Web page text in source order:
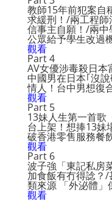
教師15年前犯案自
求緩刑！/兩工程
信事主自願！/兩
公眾給予學生改過
觀看
Part 4
AV女優涉毒殺日
中國男在日本｢沒
情人！台中男想復
觀看
Part 5
13妹人生第一首歌
台上架！想捧13妹
破香港零售服務餐
觀看
Part 6
波子強「東記私房
加食飯有冇得諗？
類來源 「外泌體
觀看